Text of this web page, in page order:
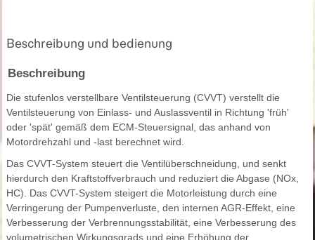
Beschreibung und bedienung
Beschreibung
Die stufenlos verstellbare Ventilsteuerung (CVVT) verstellt die
Ventilsteuerung von Einlass- und Auslassventil in Richtung 'früh'
oder 'spät' gemäß dem ECM-Steuersignal, das anhand von
Motordrehzahl und -last berechnet wird.
Das CVVT-System steuert die Ventilüberschneidung, und senkt
hierdurch den Kraftstoffverbrauch und reduziert die Abgase (NOx,
HC). Das CVVT-System steigert die Motorleistung durch eine
Verringerung der Pumpenverluste, den internen AGR-Effekt, eine
Verbesserung der Verbrennungsstabilität, eine Verbesserung des
volumetrischen Wirkungsgrads und eine Erhöhung der